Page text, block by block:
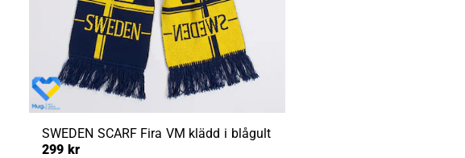
SWEDEN SCARF Fira VM klädd i blågult
299 kr